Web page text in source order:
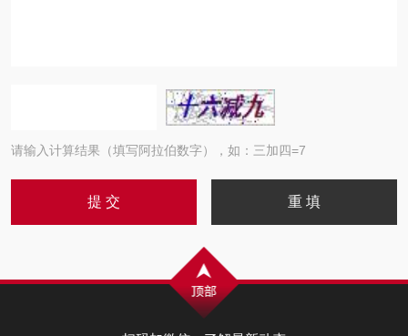
请输入计算结果（填写阿拉伯数字），如：三加四=7